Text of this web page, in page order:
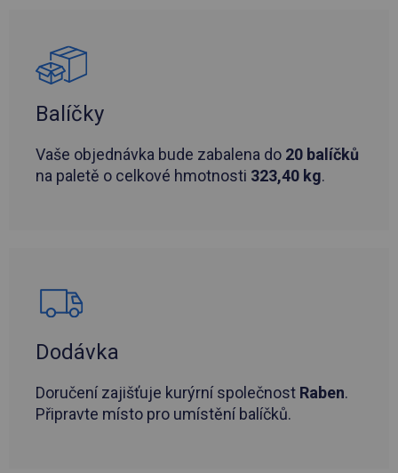
Balíčky
Vaše objednávka bude zabalena do 20 balíčků
na paletě o celkové hmotnosti 323,40 kg.
Dodávka
Doručení zajišťuje kurýrní společnost Raben.
Připravte místo pro umístění balíčků.